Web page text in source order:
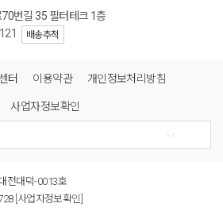
번길 35 필터테크 1층
배송추적
터 이용약관 개인정보처리방침
사업자정보확인
전대덕-0013호
[사업자정보확인]